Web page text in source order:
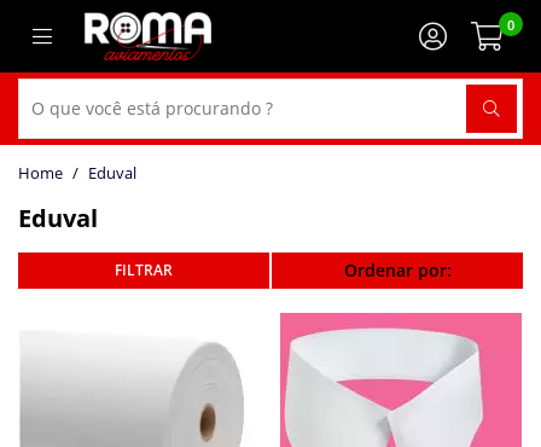
0
Eduval
Eduval
Ordenar por: